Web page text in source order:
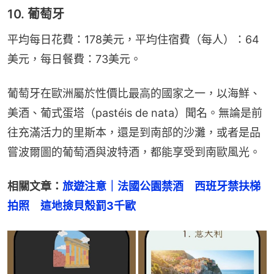
10. 葡萄牙
平均每日花費：178美元，平均住宿費（每人）：64
美元，每日餐費：73美元。
葡萄牙在歐洲屬於性價比最高的國家之一，以海鮮、
美酒、葡式蛋塔（pastéis de nata）聞名。無論是前
往充滿活力的里斯本，還是到南部的沙灘，或者是品
嘗波爾圖的葡萄酒與波特酒，都能享受到南歐風光。
相關文章： 旅遊注意｜法國公園禁酒　西班牙禁扶梯
拍照　這地撿貝殼罰3千歐